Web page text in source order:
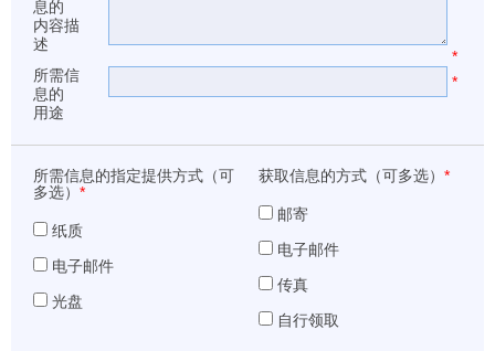
息的
内容描
述
*
所需信
息的
用途
*
所需信息的指定提供方式（可
多选） *
纸质
电子邮件
光盘
获取信息的方式（可多选） *
邮寄
电子邮件
传真
自行领取